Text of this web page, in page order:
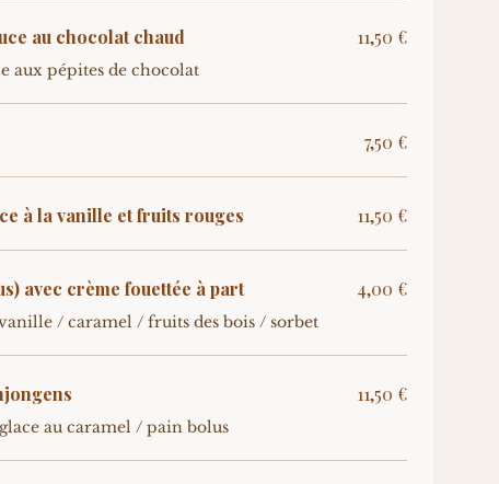
au chocolat chaud
aux pépites de chocolat
11,50 €
7,50 €
à la vanille et fruits rouges 11,50 €
avec crème fouettée à part
/ caramel / fruits des bois / sorbet
4,00 €
au caramel / pain bolus
11,50 €